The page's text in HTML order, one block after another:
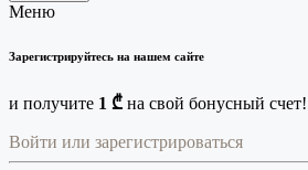
Меню
Зарегистрируйтесь на нашем сайте
и получите 1 ₾ на свой бонусный счет!
Войти или зарегистрироваться